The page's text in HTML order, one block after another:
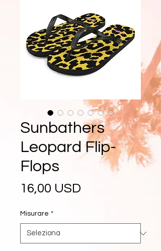
Sunbathers
Leopard Flip-
Flops
16,00 USD
Misurare *